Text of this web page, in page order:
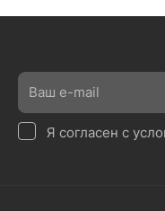
Я согласен с